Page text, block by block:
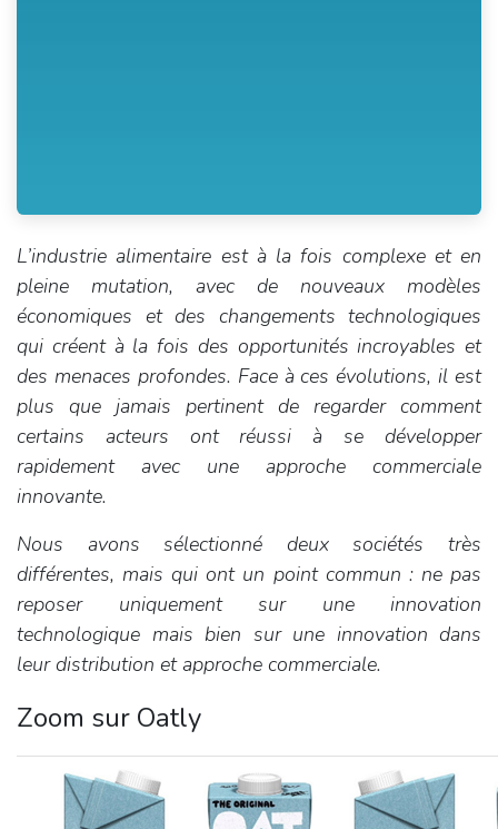
L’industrie alimentaire est à la fois complexe et en
pleine mutation, avec de nouveaux modèles
économiques et des changements technologiques
qui créent à la fois des opportunités incroyables et
des menaces profondes. Face à ces évolutions, il est
plus que jamais pertinent de regarder comment
certains acteurs ont réussi à se développer
rapidement avec une approche commerciale
innovante.
Nous avons sélectionné deux sociétés très
différentes, mais qui ont un point commun : ne pas
reposer uniquement sur une innovation
technologique mais bien sur une innovation dans
leur distribution et approche commerciale.
Zoom sur Oatly